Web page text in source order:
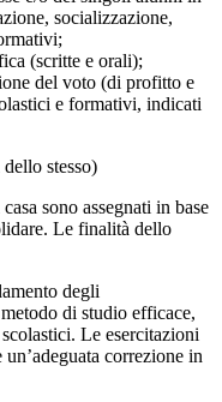
socializzazione,
(scritte e orali);
del voto (di profitto e
e formativi, indicati
stesso)
sono assegnati in base
Le finalità dello
degli
di studio efficace,
Le esercitazioni
un’adeguata correzione in